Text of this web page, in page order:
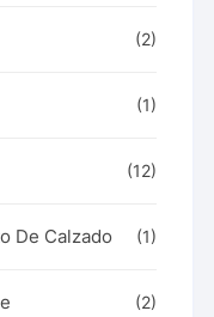
(2)
(1)
(12)
De Calzado (1)
(2)